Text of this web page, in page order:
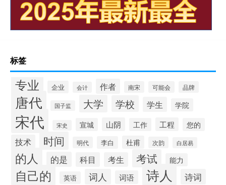
标签
专业 企业 会计 作者 南宋 可能会 品牌
唐代 国子监 大学 学校 学生 学院
宋代 宋史 宣城 山阴 工作 工程 您的
技术 时间 明代 李白 杜甫 次韵 白居易
的人 的是 科目 考生 考试 能力
自己的 英语 词人 词语 诗人 诗词